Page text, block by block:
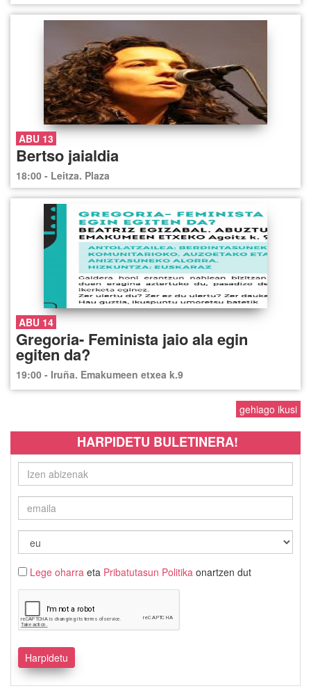
ABU 13
Bertso jaialdia
18:00 - Leitza. Plaza
ABU 14
Gregoria- Feminista jaio ala egin
egiten da?
19:00 - Iruña. Emakumeen etxea k.9
gehiago ikusi
HARPIDETU BULETINERA!
Lege oharra eta Pribatutasun Politika onartzen dut